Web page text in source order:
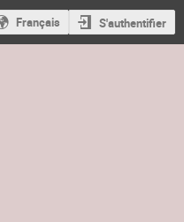
Français S'authentifier